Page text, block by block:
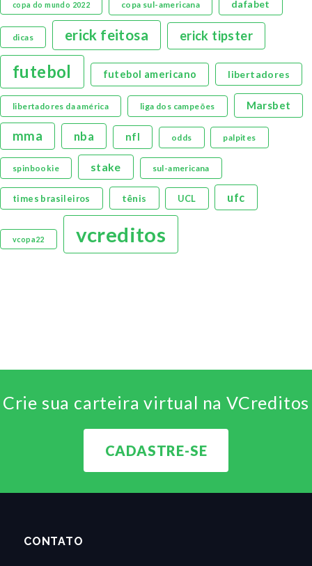
copa do mundo 2022 copa sul-americana dafabet
dicas erick feitosa erick tipster
futebol futebol americano libertadores
libertadores da américa liga dos campeões Marsbet
mma nba nfl odds palpites
spinbookie stake sul-americana
times brasileiros tênis UCL ufc
vcopa22 vcreditos
Crie sua carteira virtual na VCreditos
CADASTRE-SE
CONTATO